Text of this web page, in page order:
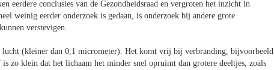
eerdere conclusies van de Gezondheidsraad en vergroten het inzicht in
weinig eerder onderzoek is gedaan, is onderzoek bij andere grote
verstevigen.
(kleiner dan 0,1 micrometer). Het komt vrij bij verbranding, bijvoorbeeld
zo klein dat het lichaam het minder snel opruimt dan grotere deeltjes, zoals